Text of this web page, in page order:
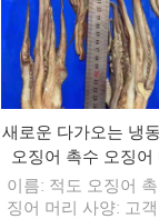
인된 취소 불가능한
송: 입금 확인 후 20
원산지: 중국 브랜드
행
새로운 다가오는 냉
오징어 촉수 오징어
이름: 적도 오징어
징어 머리 사양: 고